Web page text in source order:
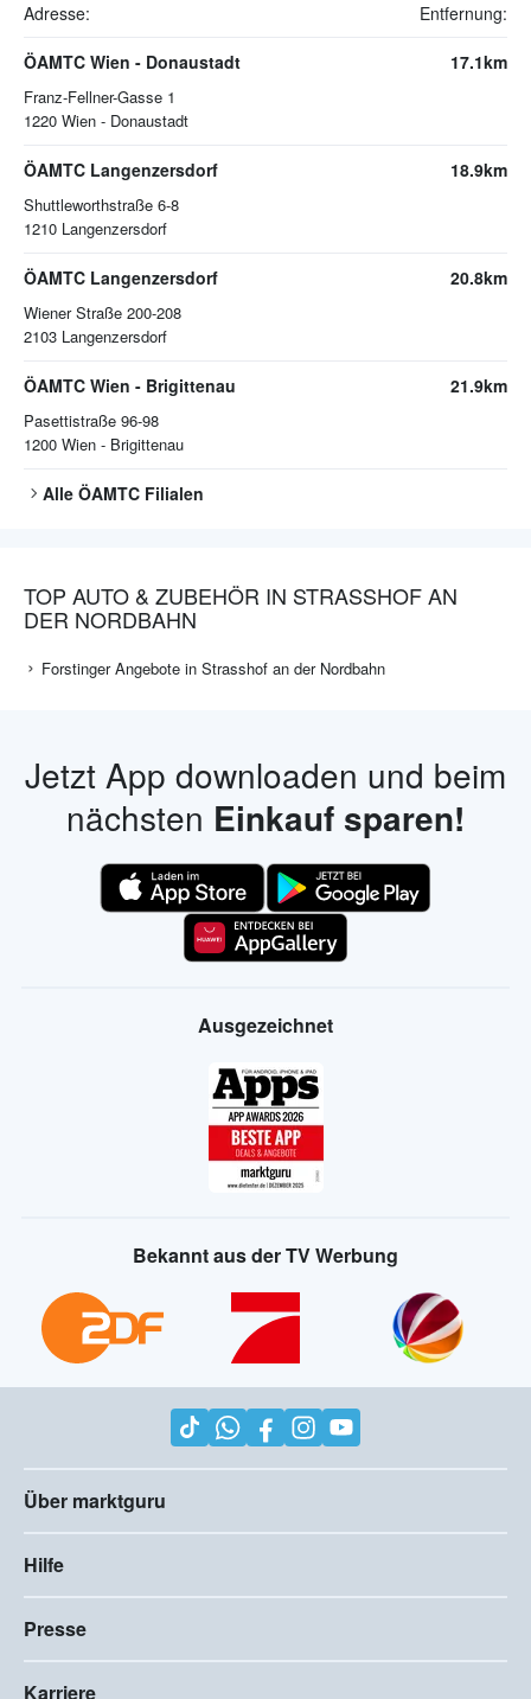
Adresse: Entfernung:
ÖAMTC Wien - Donaustadt
Franz-Fellner-Gasse 1
1220 Wien - Donaustadt
17.1km
ÖAMTC Langenzersdorf
Shuttleworthstraße 6-8
1210 Langenzersdorf
18.9km
ÖAMTC Langenzersdorf
Wiener Straße 200-208
2103 Langenzersdorf
20.8km
ÖAMTC Wien - Brigittenau
Pasettistraße 96-98
1200 Wien - Brigittenau
21.9km
Alle ÖAMTC Filialen
TOP AUTO & ZUBEHÖR IN STRASSHOF AN
DER NORDBAHN
Forstinger Angebote in Strasshof an der Nordbahn
Jetzt App downloaden und beim
nächsten Einkauf sparen!
Ausgezeichnet
Bekannt aus der TV Werbung
Über marktguru
Hilfe
Presse
Karriere